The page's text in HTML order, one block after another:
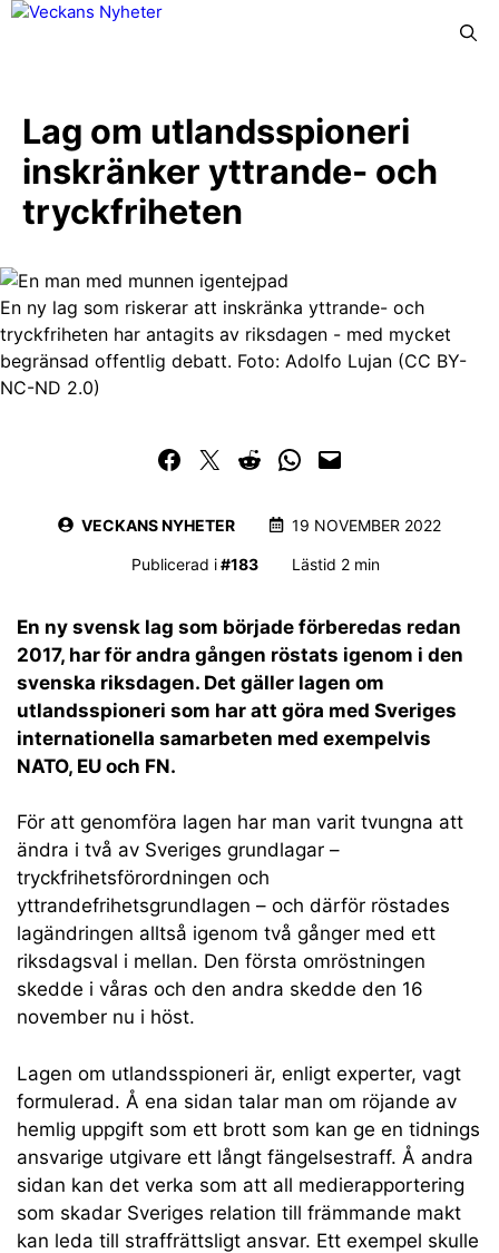
Hoppa
Lag om utlandsspioneri
inskränker yttrande- och
tryckfriheten
En ny lag som riskerar att inskränka yttrande- och
tryckfriheten har antagits av riksdagen - med mycket
begränsad offentlig debatt. Foto: Adolfo Lujan (CC BY-
NC-ND 2.0)
Dela på Facebook
Dela på Twitter
Dela på RedditDela i WhatsApp
Maila en länk
VECKANS NYHETER 19 NOVEMBER 2022
Publicerad i #183 Lästid 2 min
En ny svensk lag som började förberedas redan
2017, har för andra gången röstats igenom i den
svenska riksdagen. Det gäller lagen om
utlandsspioneri som har att göra med Sveriges
internationella samarbeten med exempelvis
NATO, EU och FN.
För att genomföra lagen har man varit tvungna att
ändra i två av Sveriges grundlagar –
tryckfrihetsförordningen och
yttrandefrihetsgrundlagen – och därför röstades
lagändringen alltså igenom två gånger med ett
riksdagsval i mellan. Den första omröstningen
skedde i våras och den andra skedde den 16
november nu i höst.
Lagen om utlandsspioneri är, enligt experter, vagt
formulerad. Å ena sidan talar man om röjande av
hemlig uppgift som ett brott som kan ge en tidnings
ansvarige utgivare ett långt fängelsestraff. Å andra
sidan kan det verka som att all medierapportering
som skadar Sveriges relation till främmande makt
kan leda till straffrättsligt ansvar. Ett exempel skulle